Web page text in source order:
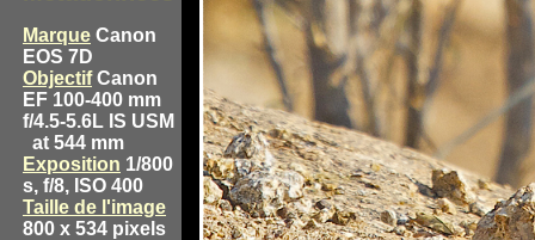
Marque Canon
EOS 7D
ObjectifCanon
EF 100-400 mm
f/4.5-5.6L IS USM
at 544 mm
Exposition 1/800
s, f/8, ISO 400
Taille de l'image
800 x 534 pixels